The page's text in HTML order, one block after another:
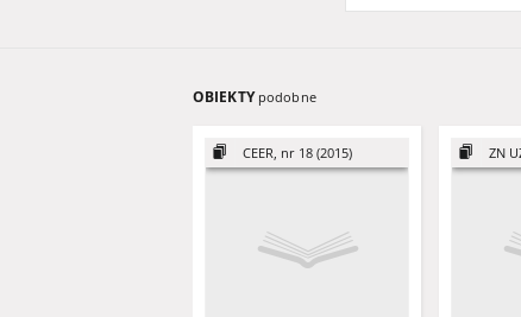
OBIEKTY podobne
CEER, nr 18 (2015) ZN